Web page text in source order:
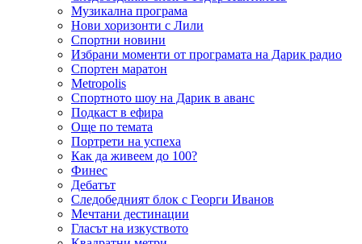
Музикална програма
Нови хоризонти с Лили
Спортни новини
Избрани моменти от програмата на Дарик радио
Спортен маратон
Metropolis
Спортното шоу на Дарик в аванс
Подкаст в ефира
Още по темата
Портрети на успеха
Как да живеем до 100?
Финес
Дебатът
Следобедният блок с Георги Иванов
Мечтани дестинации
Гласът на изкуството